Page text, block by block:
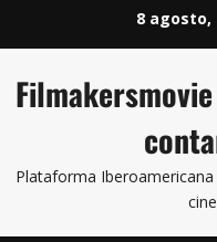
8 agosto,
Plataforma